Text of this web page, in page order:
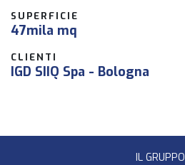
SUPERFICIE
47mila mq
CLIENTI
IGD SIIQ Spa - Bologna
IL GRUPPO